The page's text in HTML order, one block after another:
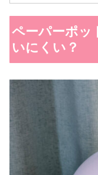
ペーパーポッ
いにくい？